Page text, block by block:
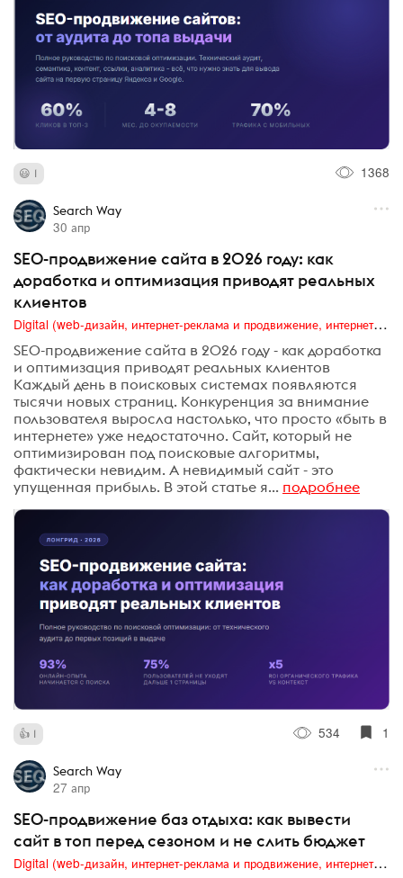
1 1368
Search Way
30 апр
SEO-продвижение сайта в 2026 году: как
доработка и оптимизация приводят реальных
клиентов
Digital (web-дизайн, интернет-реклама и продвижение, интернет-сообщества и блоги, интернет-коммуникации, мобильный маркетинг, реклама на цифровых экранах)
SEO-продвижение сайта в 2026 году - как доработка
и оптимизация приводят реальных клиентов
Каждый день в поисковых системах появляются
тысячи новых страниц. Конкуренция за внимание
пользователя выросла настолько, что просто «быть в
интернете» уже недостаточно. Сайт, который не
оптимизирован под поисковые алгоритмы,
фактически невидим. А невидимый сайт - это
упущенная прибыль. В этой статье я... подробнее
1 534 1
Search Way
27 апр
SEO-продвижение баз отдыха: как вывести
сайт в топ перед сезоном и не слить бюджет
Digital (web-дизайн, интернет-реклама и продвижение, интернет-сообщества и блоги, интернет-коммуникации, мобильный маркетинг, реклама на цифровых экранах)